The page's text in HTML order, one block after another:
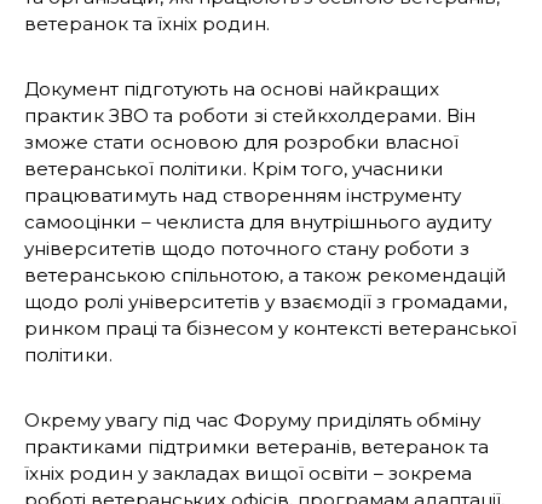
ветеранок та їхніх родин.
Документ підготують на основі найкращих
практик ЗВО та роботи зі стейкхолдерами. Він
зможе стати основою для розробки власної
ветеранської політики. Крім того, учасники
працюватимуть над створенням інструменту
самооцінки – чеклиста для внутрішнього аудиту
університетів щодо поточного стану роботи з
ветеранською спільнотою, а також рекомендацій
щодо ролі університетів у взаємодії з громадами,
ринком праці та бізнесом у контексті ветеранської
політики.
Окрему увагу під час Форуму приділять обміну
практиками підтримки ветеранів, ветеранок та
їхніх родин у закладах вищої освіти – зокрема